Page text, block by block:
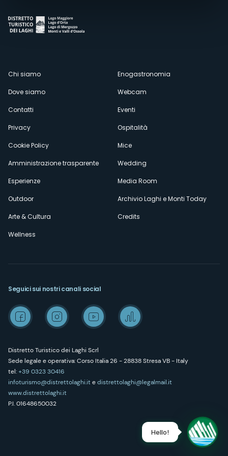
Menù
secondario
Chi siamo
Dove siamo
Contatti
Privacy
Cookie Policy
Amministrazione trasparente
Esperienze
Outdoor
Arte & Cultura
Wellness
Enogastronomia
Webcam
Eventi
Ospitalità
Mice
Wedding
Media Room
Archivio Laghi e Monti Today
Credits
Distretto Turistico dei Laghi Scrl
Sede legale e operativa: Corso Italia 26 - 28838 Stresa VB - Italy
tel:+39 0323 30416
infoturismo@distrettolaghi.itedistrettolaghi@legalmail.it
www.distrettolaghi.it
P.I. 01648650032
Seguici sui nostri canali social